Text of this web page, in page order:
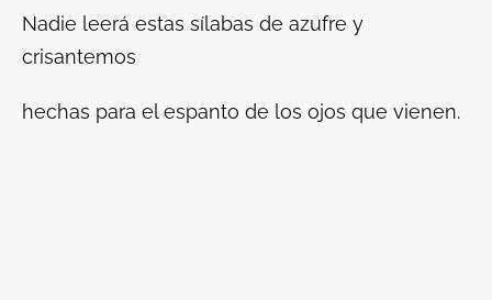
Nadie leerá estas sílabas de azufre y
crisantemos
hechas para el espanto de los ojos que vienen.